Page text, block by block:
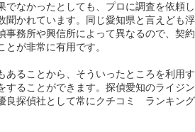
でなかったとしても、プロに調査を依頼し
聞かれています。同じ愛知県と言えども浮
事務所や興信所によって異なるので、契約
が非常に有用です。
あることから、そういったところを利用す
することができます。探偵愛知のライジン
良探偵社として常にクチコミ ランキング